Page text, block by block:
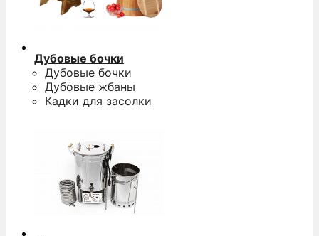
Дубовые бочки
Дубовые бочки
Дубовые жбаны
Кадки для засолки